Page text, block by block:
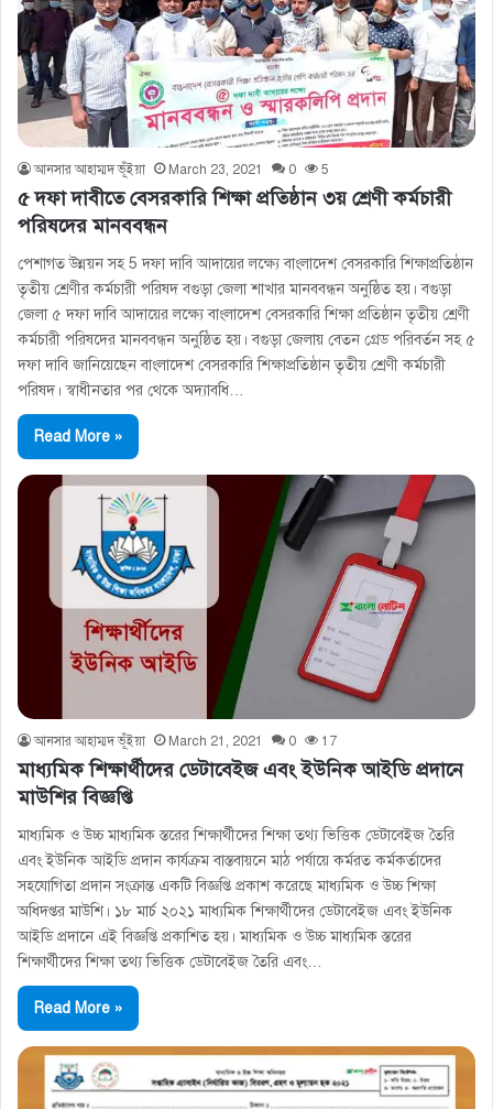
আনসার আহাম্মদ ভূঁইয়া March 23, 2021 0 5
৫ দফা দাবীতে বেসরকারি শিক্ষা প্রতিষ্ঠান ৩য় শ্রেণী কর্মচারী
পরিষদের মানববন্ধন
পেশাগত উন্নয়ন সহ 5 দফা দাবি আদায়ের লক্ষ্যে বাংলাদেশ বেসরকারি শিক্ষাপ্রতিষ্ঠান
তৃতীয় শ্রেণীর কর্মচারী পরিষদ বগুড়া জেলা শাখার মানববন্ধন অনুষ্ঠিত হয়। বগুড়া
জেলা ৫ দফা দাবি আদায়ের লক্ষ্যে বাংলাদেশ বেসরকারি শিক্ষা প্রতিষ্ঠান তৃতীয় শ্রেণী
কর্মচারী পরিষদের মানববন্ধন অনুষ্ঠিত হয়। বগুড়া জেলায় বেতন গ্রেড পরিবর্তন সহ ৫
দফা দাবি জানিয়েছেন বাংলাদেশ বেসরকারি শিক্ষাপ্রতিষ্ঠান তৃতীয় শ্রেণী কর্মচারী
পরিষদ। স্বাধীনতার পর থেকে অদ্যাবধি…
Read More »
আনসার আহাম্মদ ভূঁইয়া March 21, 2021 0 17
মাধ্যমিক শিক্ষার্থীদের ডেটাবেইজ এবং ইউনিক আইডি প্রদানে
মাউশির বিজ্ঞপ্তি
মাধ্যমিক ও উচ্চ মাধ্যমিক স্তরের শিক্ষার্থীদের শিক্ষা তথ্য ভিত্তিক ডেটাবেইজ তৈরি
এবং ইউনিক আইডি প্রদান কার্যক্রম বাস্তবায়নে মাঠ পর্যায়ে কর্মরত কর্মকর্তাদের
সহযোগিতা প্রদান সংক্রান্ত একটি বিজ্ঞপ্তি প্রকাশ করেছে মাধ্যমিক ও উচ্চ শিক্ষা
অধিদপ্তর মাউশি। ১৮ মার্চ ২০২১ মাধ্যমিক শিক্ষার্থীদের ডেটাবেইজ এবং ইউনিক
আইডি প্রদানে এই বিজ্ঞপ্তি প্রকাশিত হয়। মাধ্যমিক ও উচ্চ মাধ্যমিক স্তরের
শিক্ষার্থীদের শিক্ষা তথ্য ভিত্তিক ডেটাবেইজ তৈরি এবং…
Read More »